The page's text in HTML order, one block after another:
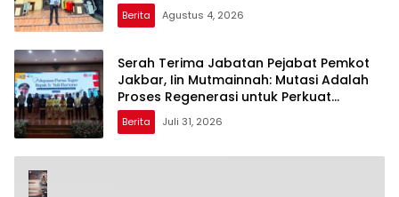
Berita Agustus 4, 2026
Serah Terima Jabatan Pejabat Pemkot
Jakbar, Iin Mutmainnah: Mutasi Adalah
Proses Regenerasi untuk Perkuat
Pelayanan Publik
Berita Juli 31, 2026